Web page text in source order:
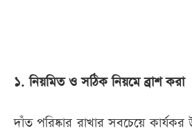
১. নিয়মিত ও সঠিক নিয়মে ব্রাশ করা
দাঁত পরিষ্কার রাখার সবচেয়ে